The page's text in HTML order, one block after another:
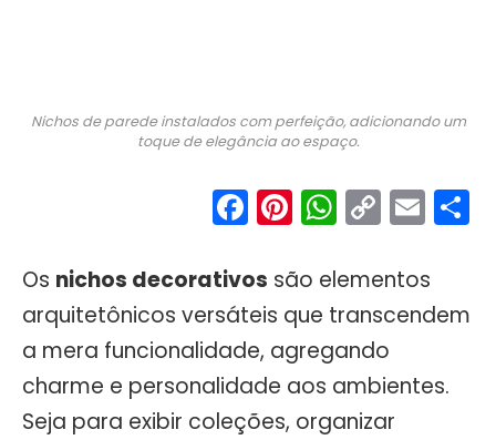
Nichos de parede instalados com perfeição, adicionando um
toque de elegância ao espaço.
Facebook
Pinterest
Copy
Os nichos decorativos são elementos
arquitetônicos versáteis que transcendem
a mera funcionalidade, agregando
charme e personalidade aos ambientes.
Seja para exibir coleções, organizar